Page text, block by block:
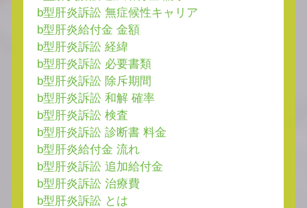
b型肝炎訴訟 無症候性キャリア
b型肝炎給付金 金額
b型肝炎訴訟 経緯
b型肝炎訴訟 必要書類
b型肝炎訴訟 除斥期間
b型肝炎訴訟 和解 確率
b型肝炎訴訟 検査
b型肝炎訴訟 診断書 料金
b型肝炎給付金 流れ
b型肝炎訴訟 追加給付金
b型肝炎訴訟 治療費
b型肝炎訴訟 とは